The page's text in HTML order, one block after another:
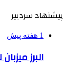
پیشنهاد سردبیر
1 هفته پیش
البرز